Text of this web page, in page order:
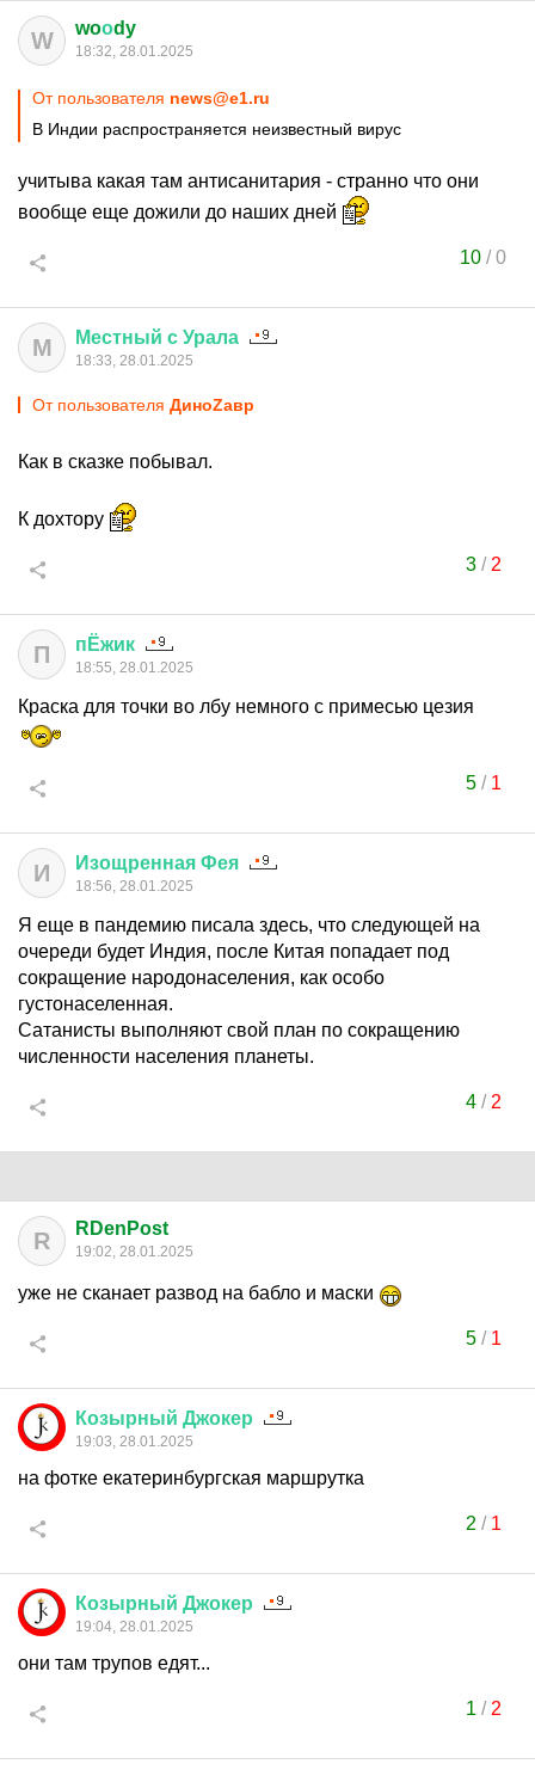
W woоdy
18:32, 28.01.2025
От пользователя news@e1.ru
В Индии распространяется неизвестный вирус
учитыва какая там антисанитария - странно что они
вообще еще дожили до наших дней
10 /0
М Местный с Урала
18:33, 28.01.2025
От пользователя ДиноZавp
Как в сказке побывал.
К дохтору
3/ 2
П пЁжик
18:55, 28.01.2025
Краска для точки во лбу немного с примесью цезия
5/ 1
И Изощренная Фея
18:56, 28.01.2025
Я еще в пандемию писала здесь, что следующей на
очереди будет Индия, после Китая попадает под
сокращение народонаселения, как особо
густонаселенная.
Сатанисты выполняют свой план по сокращению
численности населения планеты.
4/ 2
R RDenPost
19:02, 28.01.2025
уже не сканает развод на бабло и маски
5/ 1
Козырный Джокер
19:03, 28.01.2025
на фотке екатеринбургская маршрутка
2 / 1
Козырный Джокер
19:04, 28.01.2025
они там трупов едят...
1 / 2